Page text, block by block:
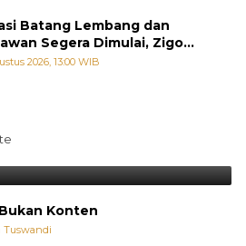
Batang Lembang dan
Segera Dimulai, Zigo
Proyek Berjalan
2026, 13:00 WIB
tetapi Jepang Selalu
Kejutan
Konten
Tuswandi